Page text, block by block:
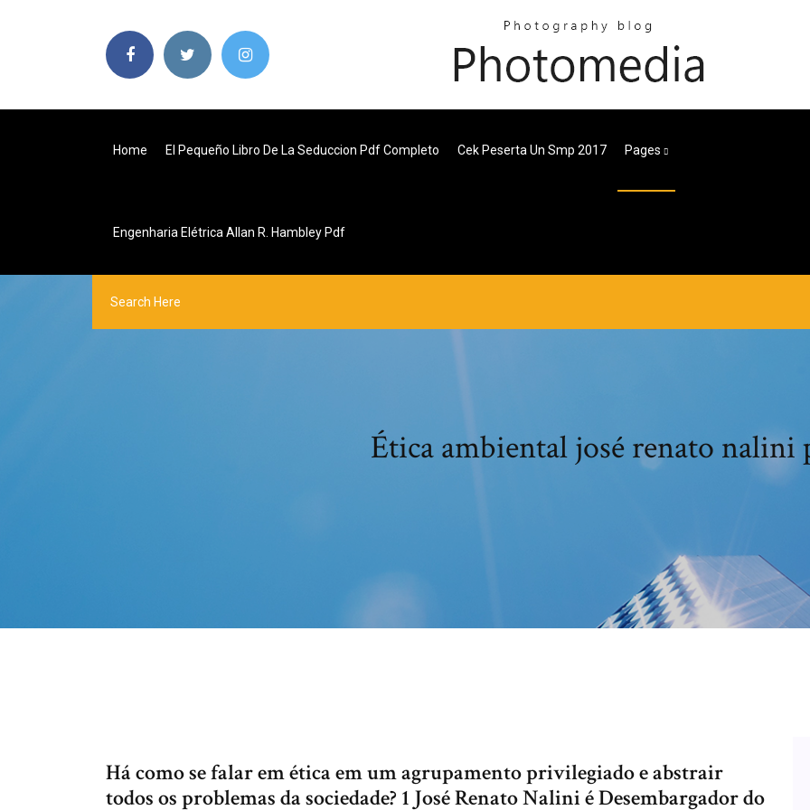
Home El Pequeño Libro De La Seduccion Pdf Completo Cek Peserta Un Smp 2017 Pages
Engenharia Elétrica Allan R. Hambley Pdf
Ética ambiental josé renato nalini
Há como se falar em ética em um agrupamento privilegiado e abstrair
todos os problemas da sociedade? 1 José Renato Nalini é Desembargador do